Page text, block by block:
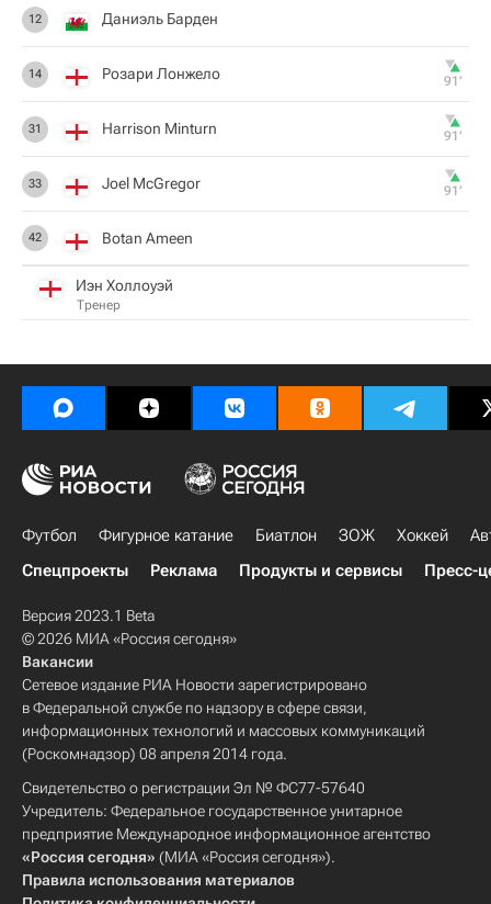
12 Даниэль Барден
14 Розари Лонжело 91‎’‎
31 Harrison Minturn 91‎’‎
33 Joel McGregor 91‎’‎
42 Botan Ameen
Иэн Холлоуэй
Тренер
Футбол Фигурное катание Биатлон ЗОЖ Хоккей
Спецпроекты
Реклама Продукты и сервисы Пресс-
Версия 2023.1 Beta
© 2026 МИА «Россия сегодня»
Вакансии
Сетевое издание РИА Новости зарегистрировано
в Федеральной службе по надзору в сфере связи,
информационных технологий и массовых коммуникаций
(Роскомнадзор) 08 апреля 2014 года.
Свидетельство о регистрации Эл № ФС77-57640
Учредитель: Федеральное государственное унитарное
предприятие Международное информационное агентство
«Россия сегодня» (МИА «Россия сегодня»).
Правила использования материалов